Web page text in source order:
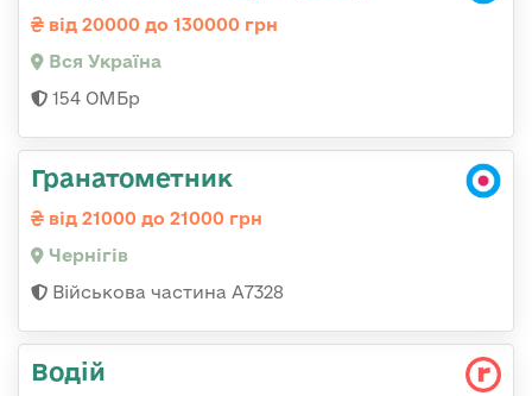
від 20000 до 130000 грн
Вся Україна
154 ОМБр
Гранатометник
від 21000 до 21000 грн
Чернігів
Військова частина А7328
Водій